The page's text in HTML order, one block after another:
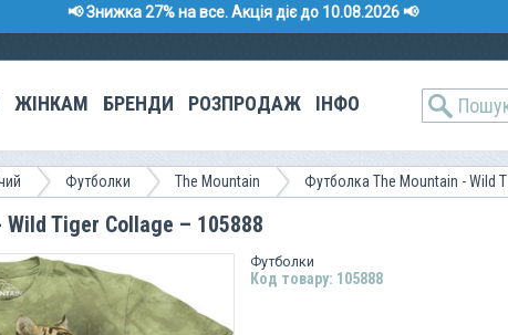
📢 Знижка 27% на все. Акція діє до 10.08.2026 📢
ЖІНКАМ БРЕНДИ РОЗПРОДАЖ ІНФО
Футболки The Mountain Футболка The Mountain - Wild T
Tiger Collage – 105888
Футболки
Код товару: 105888